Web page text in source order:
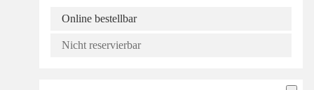
Online bestellbar
Nicht reservierbar